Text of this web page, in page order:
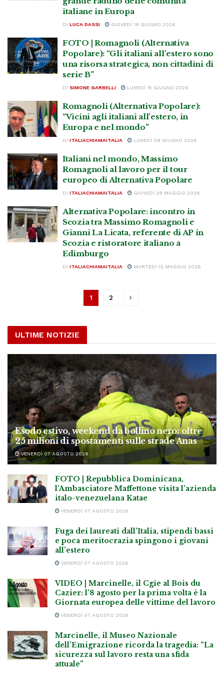
italiane in Europa
DI LUCA DASSI GIOVEDÌ 18 GIUGNO 2026
FOTO | Romagnoli (Alternativa
Popolare): “Gli italiani all’estero sono
una risorsa strategica, non cittadini di
serie B”
DI SIMONE GARBELLI LUNEDÌ 15 GIUGNO 2026
Romagnoli (Alternativa Popolare):
“Vicini agli italiani all’estero, in
Europa e nel mondo”
DI ITALIACHIAMAITALIA LUNEDÌ 08 GIUGNO 2026
Italiani nel mondo, Massimo
Romagnoli al lavoro per il tour
europeo di Alternativa Popolare
DI ITALIACHIAMAITALIA GIOVEDÌ 28 MAGGIO 2026
Alternativa Popolare: incontro in
Scozia tra Massimo Romagnoli e
Gianni La Licata, referente di AP in
Scozia e ristoratore italiano a
Edimburgo
DI ITALIACHIAMAITALIA MARTEDÌ 12 MAGGIO 2026
1 2
ULTIME NOTIZIE
Esodo estivo, weekend da bollino nero: oltre
25 milioni di spostamenti sulle strade Anas
VENERDÌ 07 AGOSTO 2026
FOTO | Repubblica Dominicana,
l’Ambasciatore Maffettone visita l’azienda
italo-venezuelana Katae
VENERDÌ 07 AGOSTO 2026
Fuga dei laureati dall’Italia, stipendi bassi
e poca meritocrazia spingono i giovani
all’estero
VENERDÌ 07 AGOSTO 2026
VIDEO | Marcinelle, il Cgie al Bois du
Cazier: l’8 agosto per la prima volta è la
Giornata europea delle vittime del lavoro
VENERDÌ 07 AGOSTO 2026
Marcinelle, il Museo Nazionale
dell’Emigrazione ricorda la tragedia: “La
sicurezza sul lavoro resta una sfida
attuale”